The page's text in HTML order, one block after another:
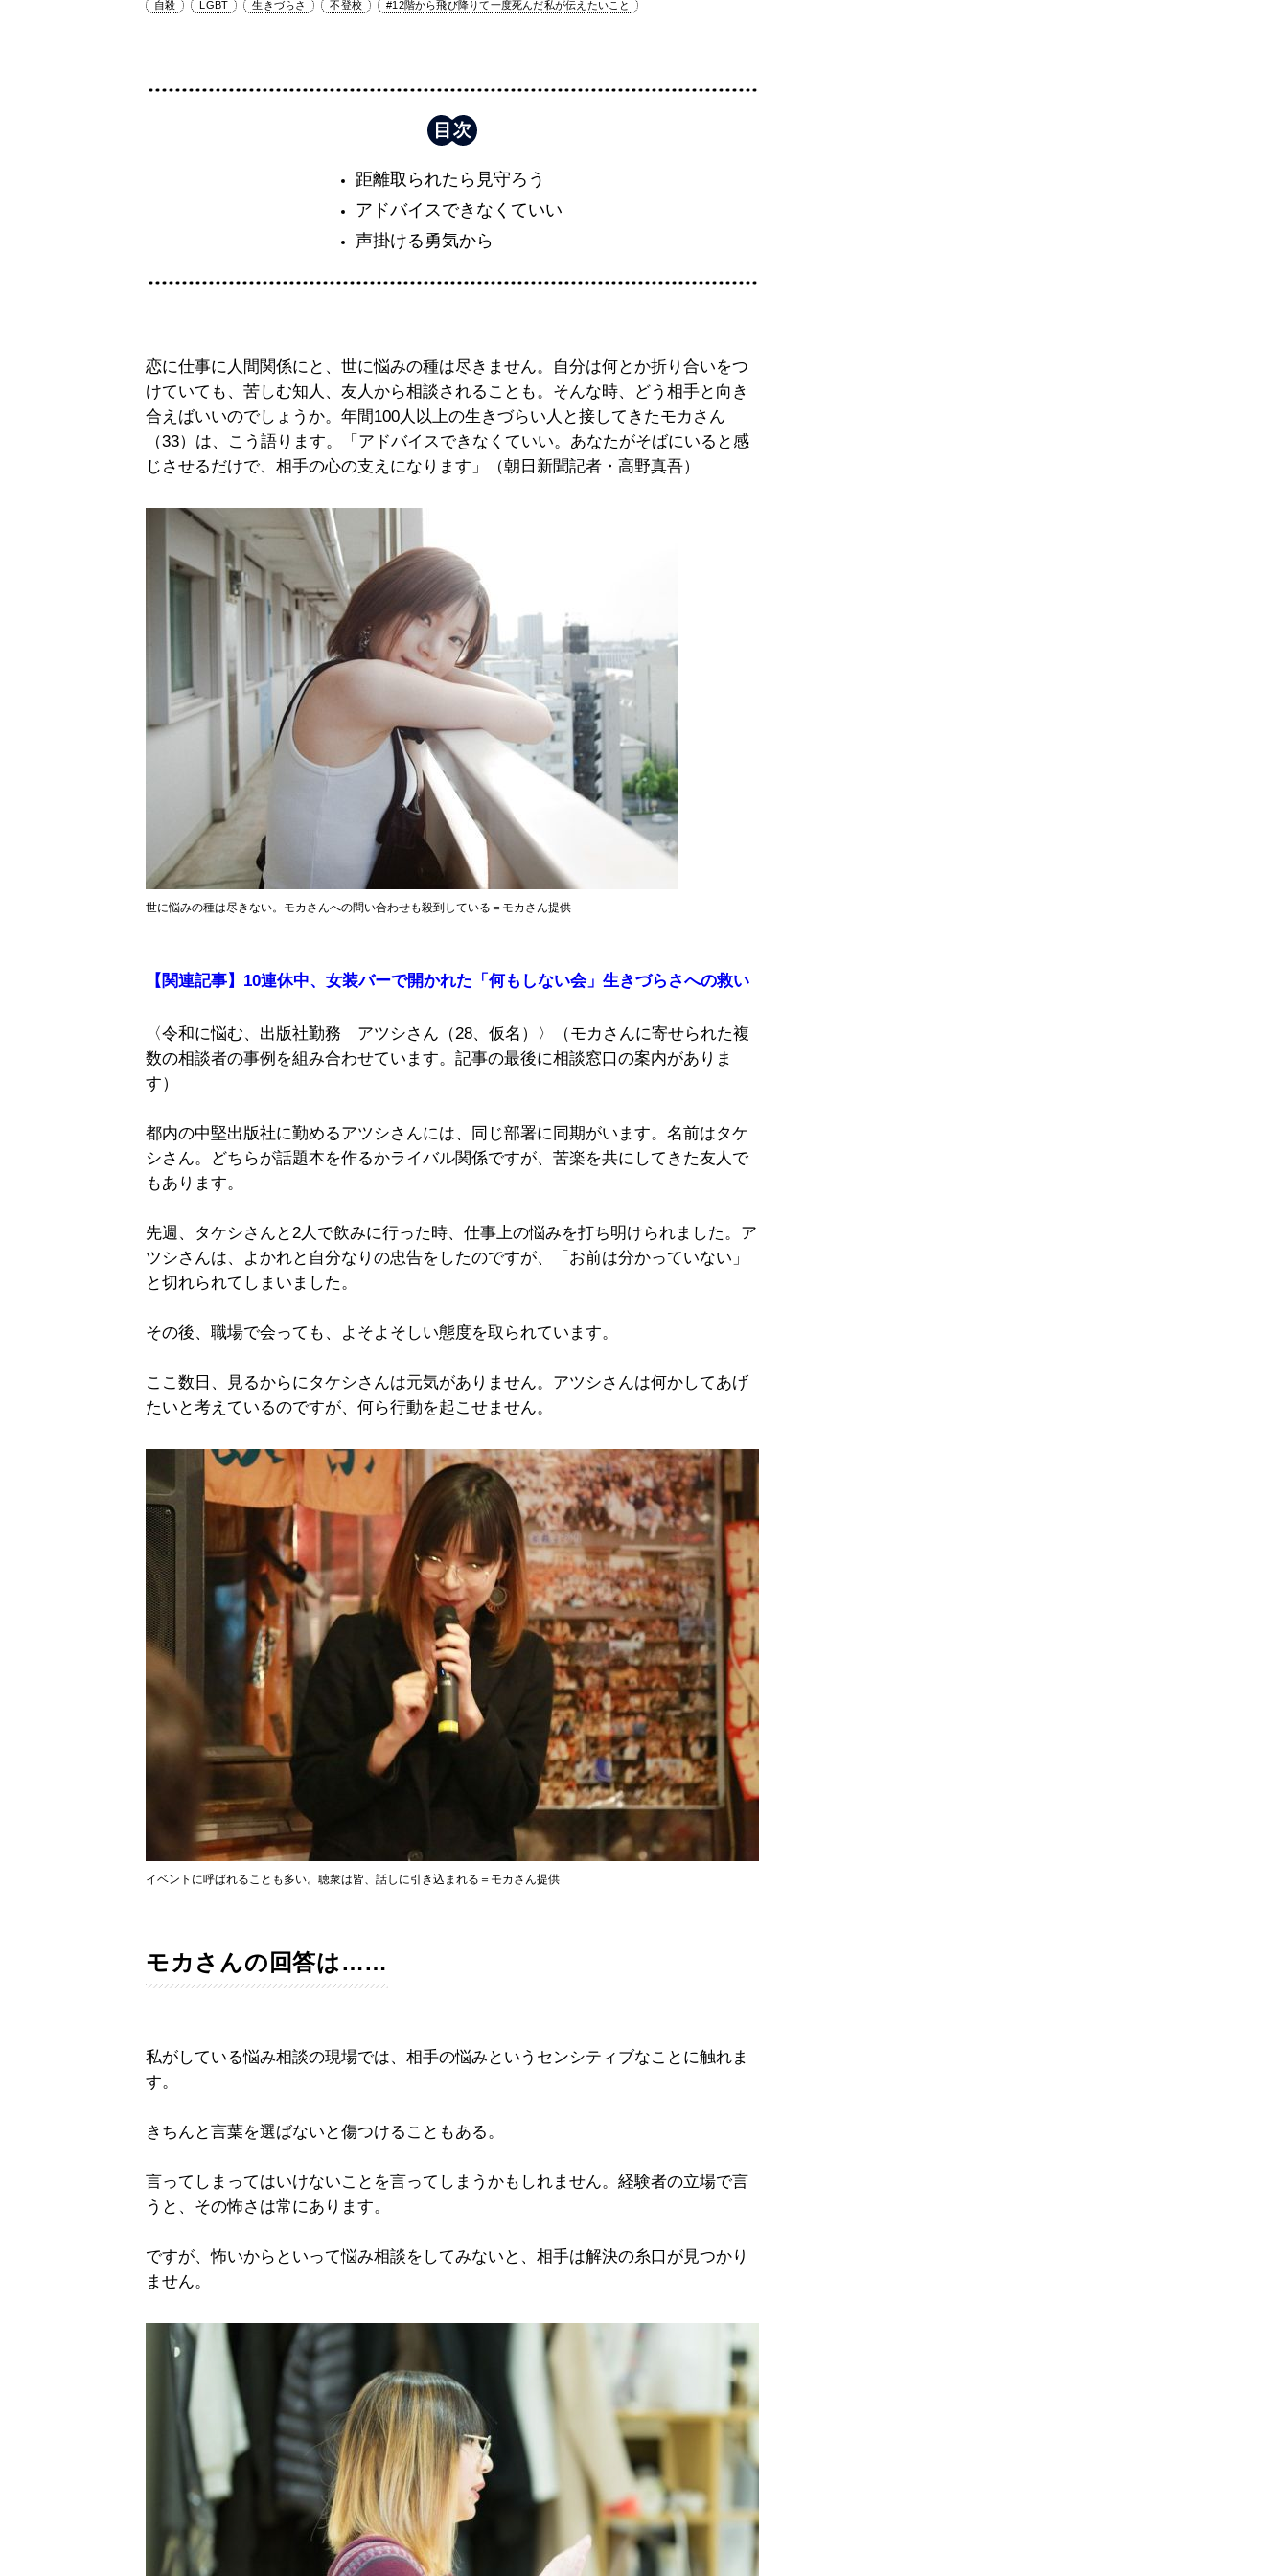
自殺 LGBT 生きづらさ 不登校 #12階から飛び降りて一度死んだ私が伝えたいこと
距離取られたら見守ろう
アドバイスできなくていい
声掛ける勇気から
恋に仕事に人間関係にと、世に悩みの種は尽きません。自分は何とか折り合いをつ
けていても、苦しむ知人、友人から相談されることも。そんな時、どう相手と向き
合えばいいのでしょうか。年間100人以上の生きづらい人と接してきたモカさん
（33）は、こう語ります。「アドバイスできなくていい。あなたがそばにいると感
じさせるだけで、相手の心の支えになります」（朝日新聞記者・高野真吾）
世に悩みの種は尽きない。モカさんへの問い合わせも殺到している＝モカさん提供
【関連記事】10連休中、女装バーで開かれた「何もしない会」生きづらさへの救い
〈令和に悩む、出版社勤務 アツシさん（28、仮名）〉（モカさんに寄せられた複
数の相談者の事例を組み合わせています。記事の最後に相談窓口の案内がありま
す）
都内の中堅出版社に勤めるアツシさんには、同じ部署に同期がいます。名前はタケ
シさん。どちらが話題本を作るかライバル関係ですが、苦楽を共にしてきた友人で
もあります。
先週、タケシさんと2人で飲みに行った時、仕事上の悩みを打ち明けられました。ア
ツシさんは、よかれと自分なりの忠告をしたのですが、「お前は分かっていない」
と切れられてしまいました。
その後、職場で会っても、よそよそしい態度を取られています。
ここ数日、見るからにタケシさんは元気がありません。アツシさんは何かしてあげ
たいと考えているのですが、何ら行動を起こせません。
イベントに呼ばれることも多い。聴衆は皆、話しに引き込まれる＝モカさん提供
モカさんの回答は……
私がしている悩み相談の現場では、相手の悩みというセンシティブなことに触れま
す。
きちんと言葉を選ばないと傷つけることもある。
言ってしまってはいけないことを言ってしまうかもしれません。経験者の立場で言
うと、その怖さは常にあります。
ですが、怖いからといって悩み相談をしてみないと、相手は解決の糸口が見つかり
ません。